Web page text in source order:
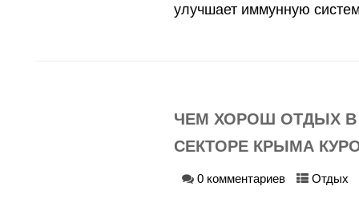
улучшает иммунную
ЧЕМ ХОРОШ ОТДЫХ
СЕКТОРЕ КРЫМА
0 комментариев Отдых